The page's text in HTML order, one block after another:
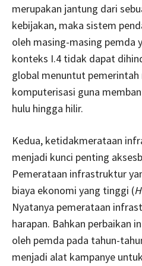
merupakan jantung dari
kebijakan, maka sistem
oleh masing-masing pemda
konteks I.4 tidak dapat
global menuntut
komputerisasi guna
hulu hingga hilir.
Kedua, ketidakmerataan
menjadi kunci penting
Pemerataan infrastruktur
biaya ekonomi yang tinggi (
Nyatanya pemerataan
harapan. Bahkan perbaikan
oleh pemda pada tahun-
menjadi alat kampanye